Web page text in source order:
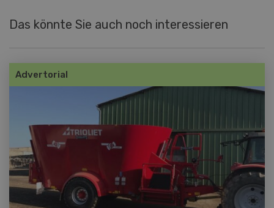
Das könnte Sie auch noch interessieren
Advertorial